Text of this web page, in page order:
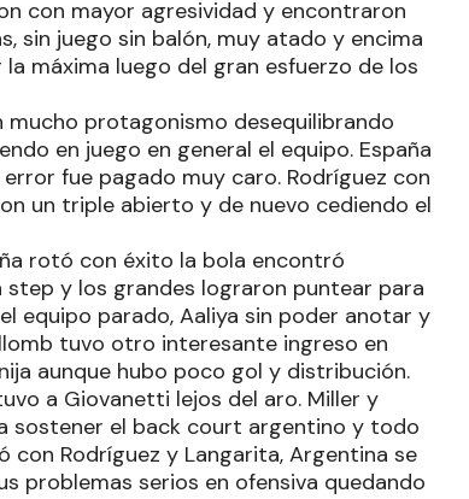
con mayor agresividad y encontraron
sin juego sin balón, muy atado y encima
máxima luego del gran esfuerzo de los
protagonismo desequilibrando
en juego en general el equipo. España
fue pagado muy caro. Rodríguez con
un triple abierto y de nuevo cediendo el
rotó con éxito la bola encontró
y los grandes lograron puntear para
equipo parado, Aaliya sin poder anotar y
tuvo otro interesante ingreso en
aunque hubo poco gol y distribución.
a Giovanetti lejos del aro. Miller y
sostener el back court argentino y todo
con Rodríguez y Langarita, Argentina se
problemas serios en ofensiva quedando